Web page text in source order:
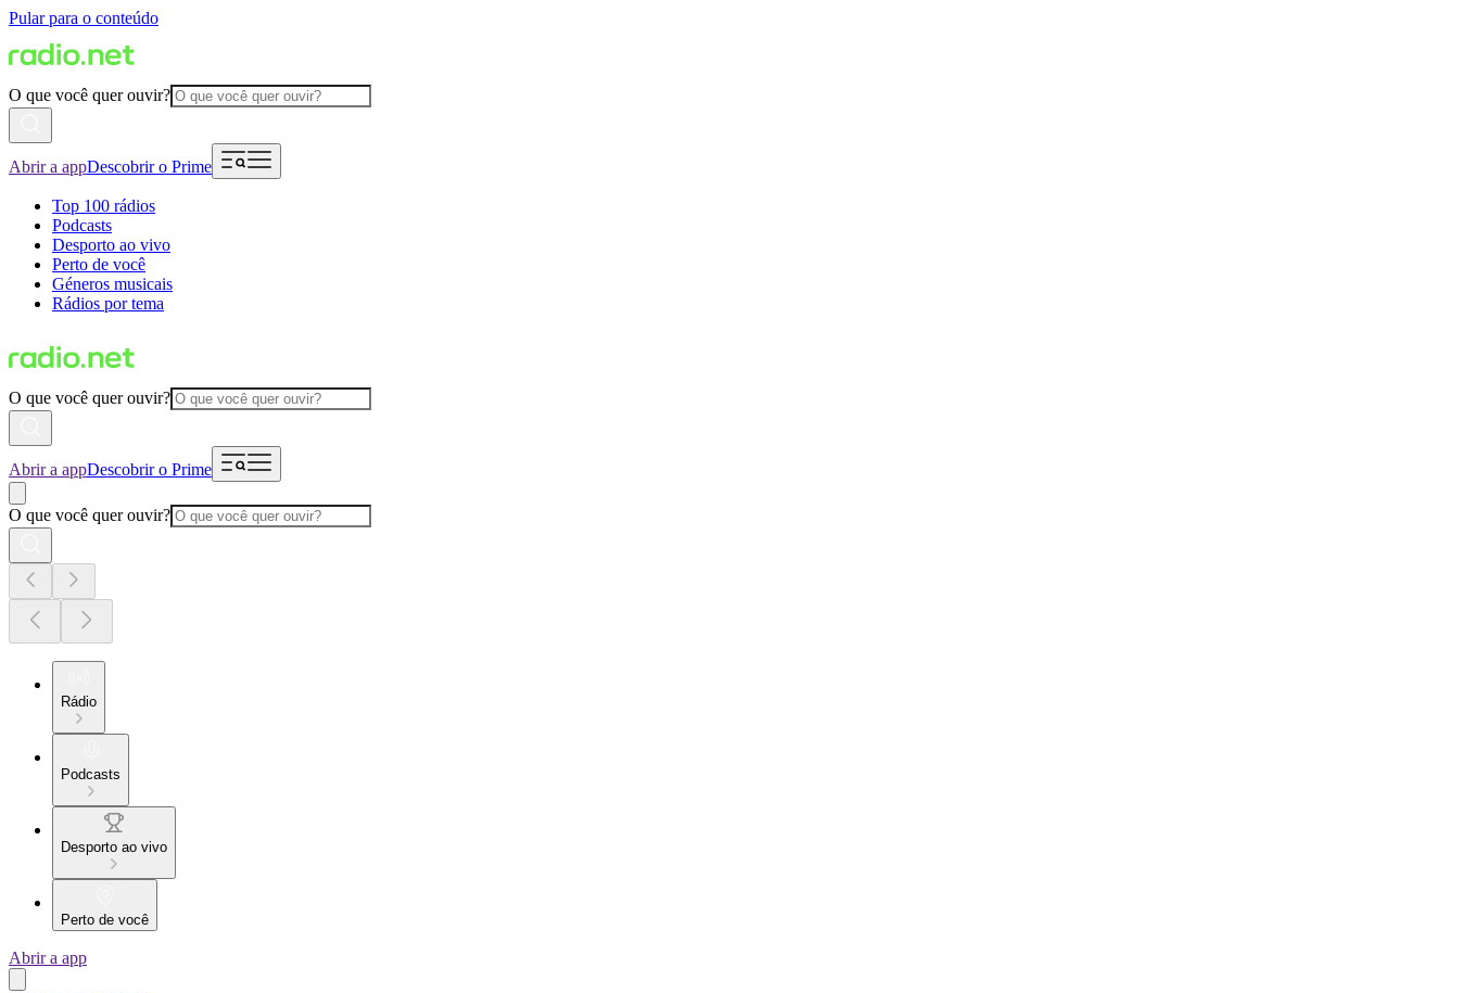
Pular para o conteúdo
O que você quer ouvir?
Abrir a appDescobrir o Prime
Top 100 rádios
Podcasts
Desporto ao vivo
Perto de você
Géneros musicais
Rádios por tema
O que você quer ouvir?
Abrir a appDescobrir o Prime
O que você quer ouvir?
Rádio
Podcasts
Desporto ao vivo
Perto de você
Abrir a app